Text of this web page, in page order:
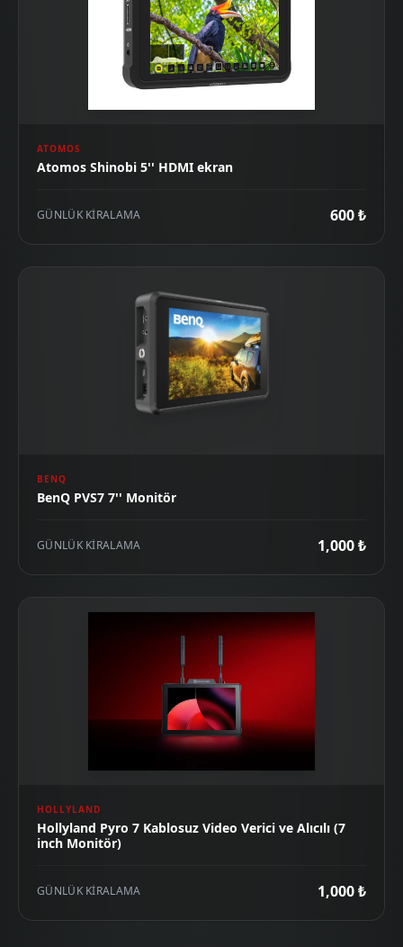
ATOMOS
Atomos Shinobi 5'' HDMI ekran
GÜNLÜK KIRALAMA 600 ₺
BENQ
BenQ PVS7 7'' Monitör
GÜNLÜK KIRALAMA 1,000 ₺
HOLLYLAND
Hollyland Pyro 7 Kablosuz Video Verici ve Alıcılı (7
inch Monitör)
GÜNLÜK KIRALAMA 1,000 ₺